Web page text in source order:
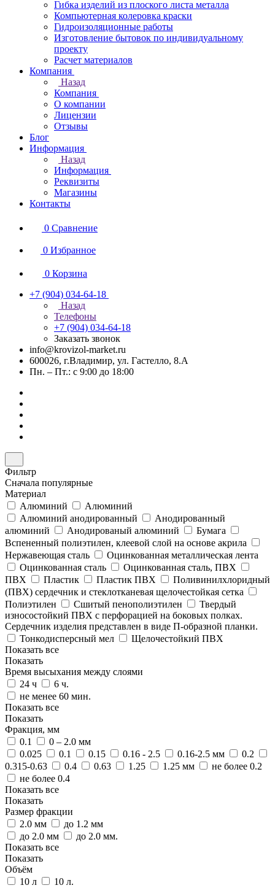
Гибка изделий из плоского листа металла
Компьютерная колеровка краски
Гидроизоляционные работы
Изготовление бытовок по индивидуальному
проекту
Расчет материалов
Компания
Назад
Компания
О компании
Лицензии
Отзывы
Блог
Информация
Назад
Информация
Реквизиты
Магазины
Контакты
0 Сравнение
0 Избранное
0 Корзина
+7 (904) 034-64-18
Назад
Телефоны
+7 (904) 034-64-18
Заказать звонок
info@krovizol-market.ru
600026, г.Владимир, ул. Гастелло, 8.А
Пн. – Пт.: с 9:00 до 18:00
Фильтр
Сначала популярные
Материал
Алюминий
Алюминий
Алюминий анодированный
Анодированный
алюминий
Анодированый алюминий
Бумага
Вспененный полиэтилен, клеевой слой на основе акрила
Нержавеющая сталь
Оцинкованная металлическая лента
Оцинкованная сталь
Оцинкованная сталь, ПВХ
ПВХ
Пластик Пластик ПВХ
Поливинилхлоридный
(ПВХ) сердечник и стеклотканевая щелочестойкая сетка
Полиэтилен
Сшитый пенополиэтилен
Твердый
износостойкий ПВХ с перфорацией на боковых полках.
Сердечник изделия представлен в виде П-образной планки.
Тонкодисперсный мел
Щелочестойкий ПВХ
Показать все
Показать
Время высыхания между слоями
24 ч
6 ч.
не менее 60 мин.
Показать все
Показать
Фракция, мм
0.1
0 – 2.0 мм
0.025
0.1 0.15 0.16 - 2.5 0.16-2.5 мм
0.2
0.315-0.63
0.4 0.63 1.25 1.25 мм
не более 0.2
не более 0.4
Показать все
Показать
Размер фракции
2.0 мм
до 1.2 мм
до 2.0 мм
до 2.0 мм.
Показать все
Показать
Объём
10 л
10 л.